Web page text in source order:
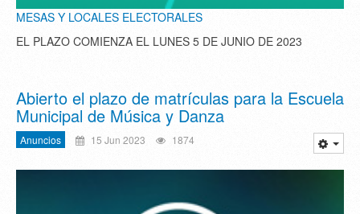
MESAS Y LOCALES ELECTORALES
EL PLAZO COMIENZA EL LUNES 5 DE JUNIO DE 2023
Abierto el plazo de matrículas para la Escuela
Municipal de Música y Danza
Anuncios 15 Jun 2023 1874